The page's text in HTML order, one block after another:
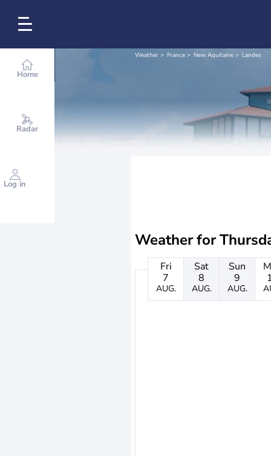
Home
Radar
Log in
Weather France New Aquitaine Landes
Weather for
Fri
7
AUG.
Sat
8
AUG.
Sun
9
AUG.